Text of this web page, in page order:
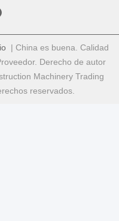
| China es buena. Calidad
Derecho de autor
Machinery Trading
reservados.